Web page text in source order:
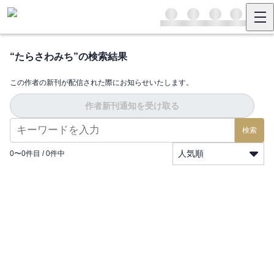
“たらさわみち”の検索結果
この作者の新刊が配信された際にお知らせいたします。
作者新刊通知を受け取る
検索
0〜0件目 / 0件中 人気順